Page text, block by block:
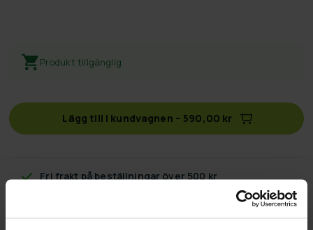
Produkt tillgänglig
Lägg till i kundvagnen – 590,00 kr
Fri frakt på beställningar över 500 kr